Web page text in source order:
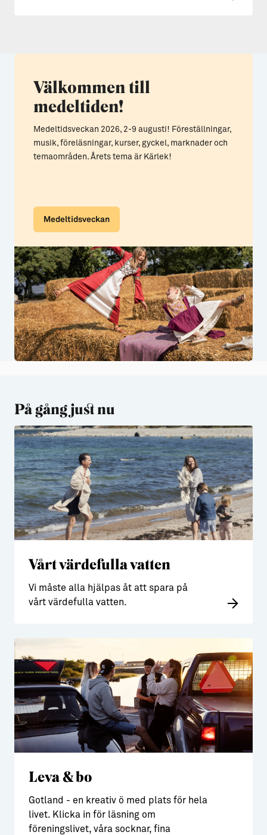
Välkommen till
medeltiden!
Medeltidsveckan 2026, 2-9 augusti! Föreställningar,
musik, föreläsningar, kurser, gyckel, marknader och
temaområden. Årets tema är Kärlek!
Medeltidsveckan
På gång just nu
Vårt värdefulla vatten
Vi måste alla hjälpas åt att spara på
vårt värdefulla vatten.
Leva & bo
Gotland - en kreativ ö med plats för hela
livet. Klicka in för läsning om
föreningslivet, våra socknar, fina